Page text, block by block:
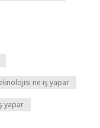
ne iş yapar
yapar